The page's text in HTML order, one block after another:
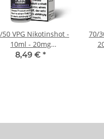
50 VPG Nikotinshot -
10ml - 20mg
(STEUERWARE)
8,49 € *
70/